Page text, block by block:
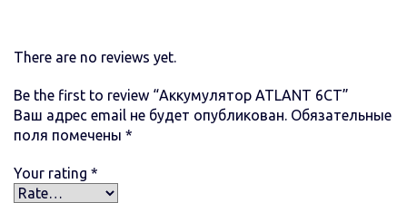
There are no reviews yet.
Be the first to review “Аккумулятор ATLANT 6СТ”
Ваш адрес email не будет опубликован. Обязательные
поля помечены *
Your rating *